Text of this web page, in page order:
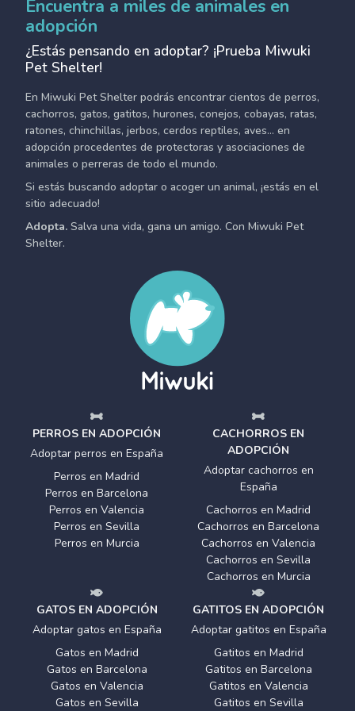
Encuentra a miles de animales en
adopción
¿Estás pensando en adoptar? ¡Prueba Miwuki
Pet Shelter!
En Miwuki Pet Shelter podrás encontrar cientos de perros,
cachorros, gatos, gatitos, hurones, conejos, cobayas, ratas,
ratones, chinchillas, jerbos, cerdos reptiles, aves... en
adopción procedentes de protectoras y asociaciones de
animales o perreras de todo el mundo.
Si estás buscando adoptar o acoger un animal, ¡estás en el
sitio adecuado!
Adopta. Salva una vida, gana un amigo. Con Miwuki Pet
Shelter.
PERROS EN ADOPCIÓN
Adoptar perros en España
Perros en Madrid
Perros en Barcelona
Perros en Valencia
Perros en Sevilla
Perros en Murcia
CACHORROS EN
ADOPCIÓN
Adoptar cachorros en
España
Cachorros en Madrid
Cachorros en Barcelona
Cachorros en Valencia
Cachorros en Sevilla
Cachorros en Murcia
GATOS EN ADOPCIÓN
Adoptar gatos en España
Gatos en Madrid
Gatos en Barcelona
Gatos en Valencia
Gatos en Sevilla
GATITOS EN ADOPCIÓN
Adoptar gatitos en España
Gatitos en Madrid
Gatitos en Barcelona
Gatitos en Valencia
Gatitos en Sevilla